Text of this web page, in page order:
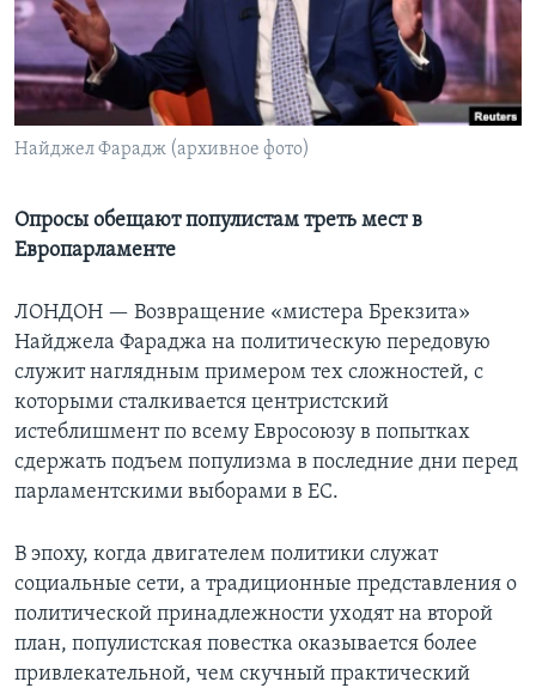
Learning English
СОЦИАЛЬНЫЕ СЕТИ
Языки
Найджел Фарадж (архивное фото)
Опросы обещают популистам треть мест в
Европарламенте
ЛОНДОН — Возвращение «мистера Брекзита»
Найджела Фараджа на политическую передовую
служит наглядным примером тех сложностей, с
которыми сталкивается центристский
истеблишмент по всему Евросоюзу в попытках
сдержать подъем популизма в последние дни перед
парламентскими выборами в ЕС.
В эпоху, когда двигателем политики служат
социальные сети, а традиционные представления о
политической принадлежности уходят на второй
план, популистская повестка оказывается более
привлекательной, чем скучный практический